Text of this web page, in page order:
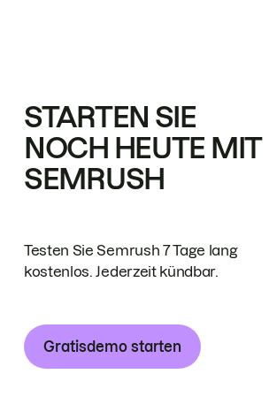
STARTEN SIE
NOCH HEUTE MIT
SEMRUSH
Testen Sie Semrush 7 Tage lang
kostenlos. Jederzeit kündbar.
Gratisdemo starten